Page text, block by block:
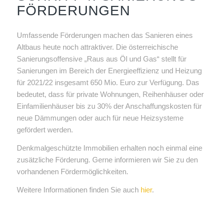
FÖRDERUNGEN
Umfassende Förderungen machen das Sanieren eines
Altbaus heute noch attraktiver. Die österreichische
Sanierungsoffensive „Raus aus Öl und Gas“ stellt für
Sanierungen im Bereich der Energieeffizienz und Heizung
für 2021/22 insgesamt 650 Mio. Euro zur Verfügung. Das
bedeutet, dass für private Wohnungen, Reihenhäuser oder
Einfamilienhäuser bis zu 30% der Anschaffungskosten für
neue Dämmungen oder auch für neue Heizsysteme
gefördert werden.
Denkmalgeschützte Immobilien erhalten noch einmal eine
zusätzliche Förderung. Gerne informieren wir Sie zu den
vorhandenen Fördermöglichkeiten.
Weitere Informationen finden Sie auch hier.